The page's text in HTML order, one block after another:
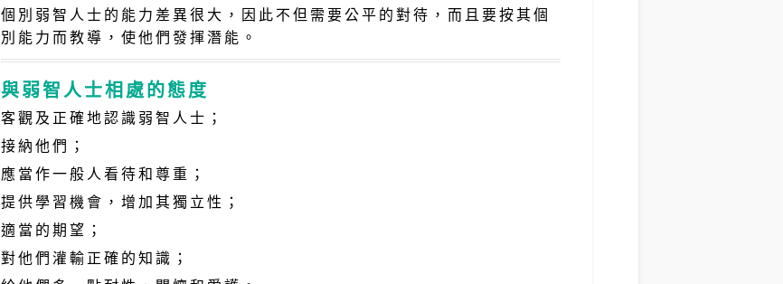
個別弱智人士的能力差異很大，因此不但需要公平的對待，而且要按其個
別能力而教導，使他們發揮潛能。
與弱智人士相處的態度
客觀及正確地認識弱智人士；
接納他們；
應當作一般人看待和尊重；
提供學習機會，增加其獨立性；
適當的期望；
對他們灌輸正確的知識；